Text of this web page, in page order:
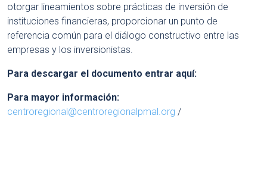
otorgar lineamientos sobre prácticas de inversión de
instituciones financieras, proporcionar un punto de
referencia común para el diálogo constructivo entre las
empresas y los inversionistas.
Para descargar el documento entrar aquí:
Para mayor información:
centroregional@centroregionalpmal.org /